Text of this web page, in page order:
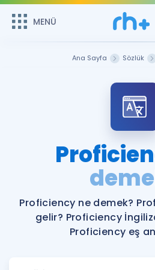
MENÜ
Şifremi
Sepetin Şu
Remzi Hoca ile seni sınava
bekliyor!
MENÜ
Katılımcı Görüşleri
Faydalı Araçlar
Ücretsiz Kaynaklar
Ana Sayfa Sözlük
Proficiency ne demek?
gelir? Proficiency
Proficiency eş